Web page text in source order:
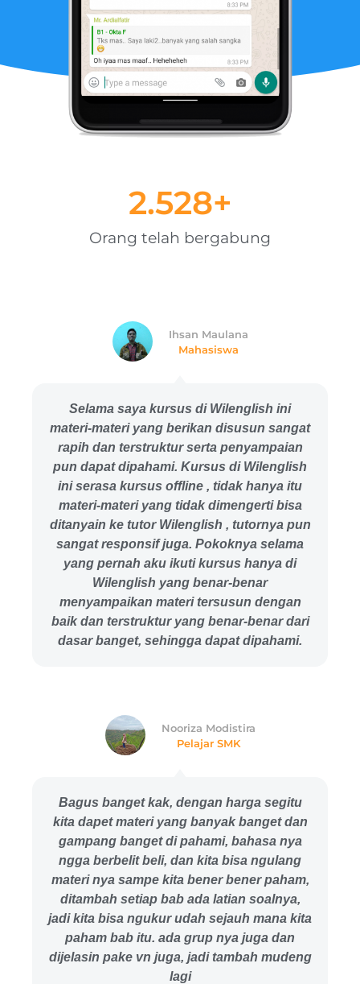
Orang telah bergabung
2.685+
Selama saya kursus di Wilenglish ini
materi-materi yang berikan disusun sangat
rapih dan terstruktur serta penyampaian
pun dapat dipahami. Kursus di Wilenglish
ini serasa kursus offline , tidak hanya itu
materi-materi yang tidak dimengerti bisa
ditanyain ke tutor Wilenglish , tutornya pun
sangat responsif juga. Pokoknya selama
yang pernah aku ikuti kursus hanya di
Wilenglish yang benar-benar
menyampaikan materi tersusun dengan
baik dan terstruktur yang benar-benar dari
dasar banget, sehingga dapat dipahami.
Ihsan Maulana
Mahasiswa
Bagus banget kak, dengan harga segitu
kita dapet materi yang banyak banget dan
gampang banget di pahami, bahasa nya
ngga berbelit beli, dan kita bisa ngulang
materi nya sampe kita bener bener paham,
ditambah setiap bab ada latian soalnya,
jadi kita bisa ngukur udah sejauh mana kita
paham bab itu. ada grup nya juga dan
dijelasin pake vn juga, jadi tambah mudeng
lagi
Nooriza Modistira
Pelajar SMK